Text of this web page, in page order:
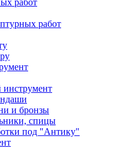
работ
работ
инструмент
и бронзы
спицы
под "Антику"